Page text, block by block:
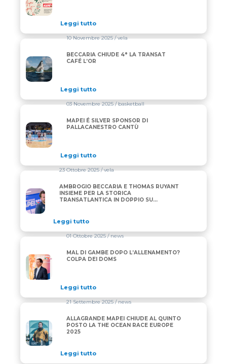
Leggi tutto
BECCARIA CHIUDE 4° LA TRANSAT CAFÉ L’OR
10 Novembre 2025/ vela
BECCARIA CHIUDE 4° LA TRANSAT
CAFÉ L’OR
Leggi tutto
MAPEI É SILVER SPONSOR DI PALLACANESTRO
03 Novembre 2025/ basketball
MAPEI É SILVER SPONSOR DI
PALLACANESTRO CANTÙ
Leggi tutto
AMBROGIO BECCARIA E THOMAS RUYANT
23 Ottobre 2025/ vela
AMBROGIO BECCARIA E THOMAS RUYANT
INSIEME PER LA STORICA
TRANSATLANTICA IN DOPPIO SU
Leggi tutto
MAL DI GAMBE DOPO L’ALLENAMENTO? COLPA DEI
01 Ottobre 2025/ news
MAL DI GAMBE DOPO L’ALLENAMENTO?
COLPA DEI DOMS
Leggi tutto
ALLAGRANDE MAPEI CHIUDE AL QUINTO POSTO
21 Settembre 2025/ news
ALLAGRANDE MAPEI CHIUDE AL QUINTO
POSTO LA THE OCEAN RACE EUROPE
2025
Leggi tutto